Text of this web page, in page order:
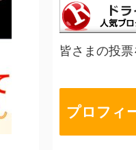
皆さまの投票
プロフィ